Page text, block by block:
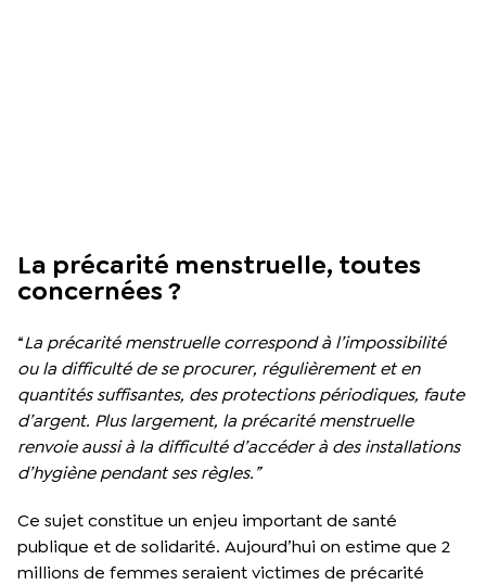
La précarité menstruelle, toutes
concernées ?
“La précarité menstruelle correspond à l’impossibilité
ou la difficulté de se procurer, régulièrement et en
quantités suffisantes, des protections périodiques, faute
d’argent. Plus largement, la précarité menstruelle
renvoie aussi à la difficulté d’accéder à des installations
d’hygiène pendant ses règles.”
Ce sujet constitue un enjeu important de santé
publique et de solidarité. Aujourd’hui on estime que 2
millions de femmes seraient victimes de précarité